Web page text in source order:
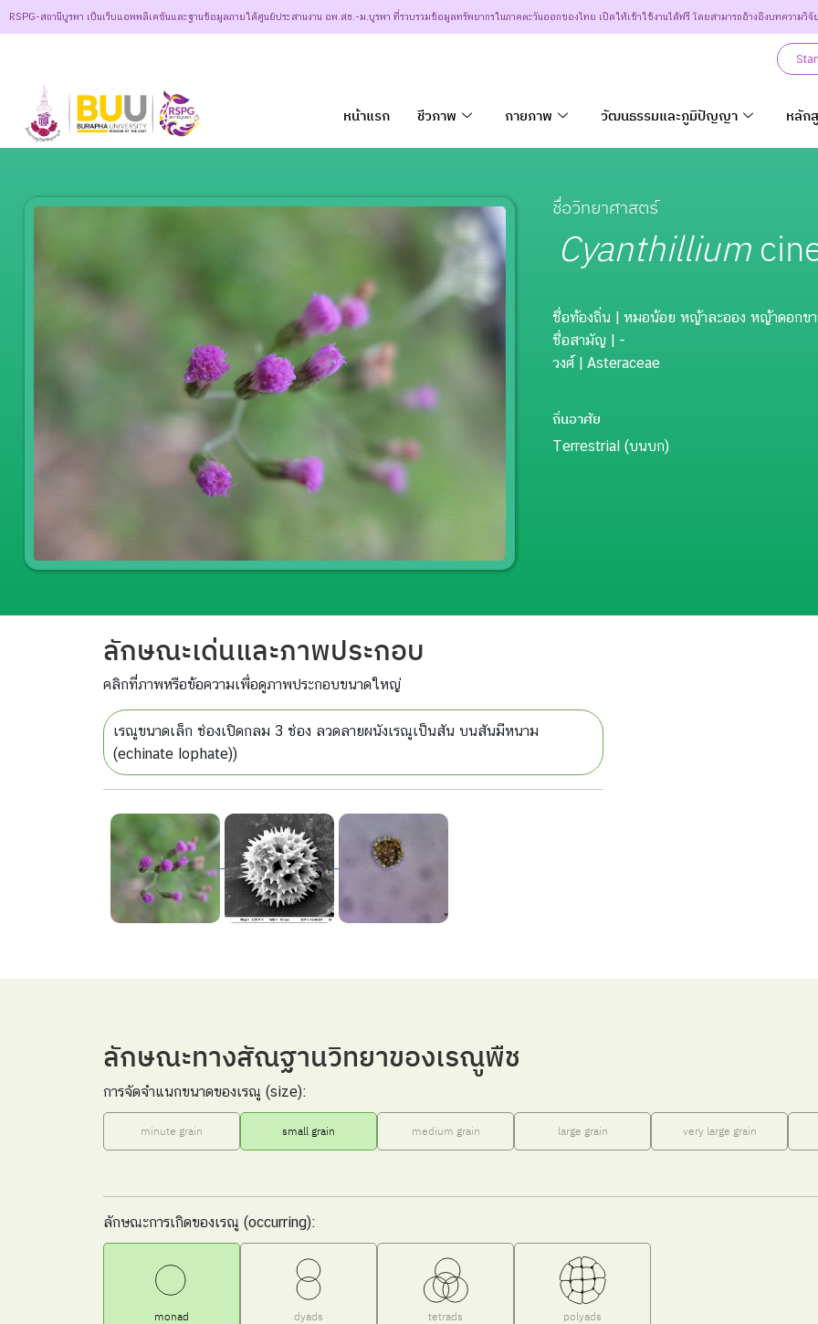
RSPG-สถานีบูรพา เป็นเว็บแอพพลิเคชันและฐานข้อมูลภายใต้ศูนย์ประสานงาน อพ.สธ.-ม.บูรพา ที่รวบรวมข้อมูลทรัพยากรในภาคตะวันออกของไทย เปิดให้เข้าใช้งานได้ฟรี โดยสามารถอ้างอิงบทความวิจั
หน้าแรก ชีวภาพ กายภาพ วัฒนธรรมและภูมิปัญญา หลัก
ชื่อวิทยาศาสตร์
Cyanthillium
ชื่อท้องถิ่น | หมอน้อย หญ้าละออง หญ้าดอกข
ชื่อสามัญ | -
วงศ์ | Asteraceae
ถิ่นอาศัย
Terrestrial (บนบก)
ลักษณะเด่นและภาพประกอบ
คลิกที่ภาพหรือข้อความเพื่อดูภาพประกอบขนาดใหญ่
เรณูขนาดเล็ก ช่องเปิดกลม 3 ช่อง ลวดลายผนังเรณูเป็นสัน บนสันมีหนาม
(echinate lophate))
ลักษณะทางสัณฐานวิทยาของเรณูพืช
การจัดจำแนกขนาดของเรณู (size):
minute grain small grain medium grain large grain very large grain
ลักษณะการเกิดของเรณู (occurring):
monad dyads tetrads polyads